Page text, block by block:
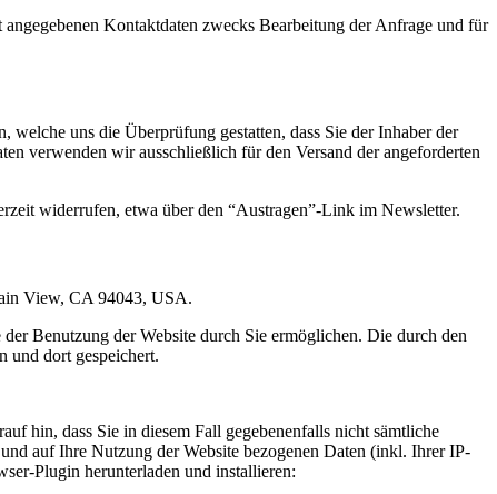
Kontaktdaten zwecks Bearbeitung der Anfrage und für
uns die Überprüfung gestatten, dass Sie der Inhaber der
verwenden wir ausschließlich für den Versand der angeforderten
widerrufen, etwa über den “Austragen”-Link im Newsletter.
View, CA 94043, USA.
Benutzung der Website durch Sie ermöglichen. Die durch den
und dort gespeichert.
hin, dass Sie in diesem Fall gegebenenfalls nicht sämtliche
auf Ihre Nutzung der Website bezogenen Daten (inkl. Ihrer IP-
Plugin herunterladen und installieren: